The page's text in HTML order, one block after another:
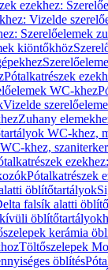
ezekhez:
Vizelde
Szerelőelemek
kiöntőkhöz
Pótalkatrészek
WC-khez
Vizelde
Zuhany
WC-khez,
khez,
Pótalkatrészek
öblítőtartályok
falsík alatti
kerámia
Töltőszelepek
öblítés